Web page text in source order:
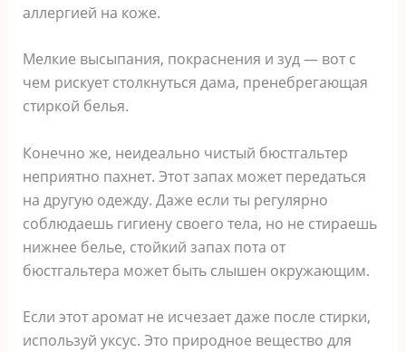
аллергией на коже.
Мелкие высыпания, покраснения и зуд — вот с
чем рискует столкнуться дама, пренебрегающая
стиркой белья.
Конечно же, неидеально чистый бюстгальтер
неприятно пахнет. Этот запах может передаться
на другую одежду. Даже если ты регулярно
соблюдаешь гигиену своего тела, но не стираешь
нижнее белье, стойкий запах пота от
бюстгальтера может быть слышен окружающим.
Если этот аромат не исчезает даже после стирки,
используй уксус. Это природное вещество для